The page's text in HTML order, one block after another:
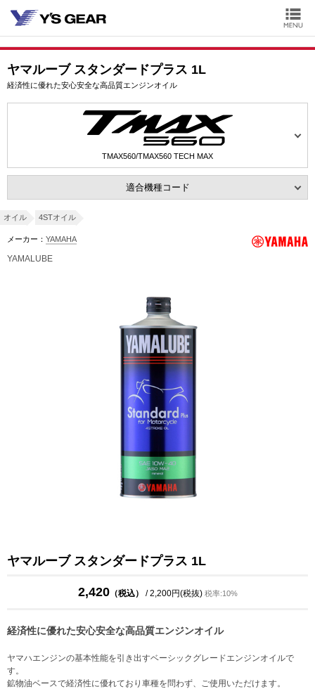
ヤマルーブ スタンダードプラス 1L
経済性に優れた安心安全な高品質エンジンオイル
TMAX560/TMAX560 TECH MAX
適合機種コード
オイル 4STオイル
メーカー： YAMAHA
YAMALUBE
ヤマルーブ スタンダードプラス 1L
2,420（税込） / 2,200円(税抜) 税率:10%
経済性に優れた安心安全な高品質エンジンオイル
ヤマハエンジンの基本性能を引き出すベーシックグレードエンジンオイルで
す。
鉱物油ベースで経済性に優れており車種を問わず、ご使用いただけます。